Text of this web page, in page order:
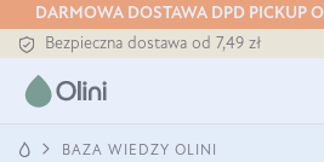
DARMOWA DOSTAWA DPD PICKUP
Tłoczony zawsze na zimno
Bezpieczna dostawa od 7,49 zł
Tłoczony zawsze na zimno
BAZA WIEDZY OLINI